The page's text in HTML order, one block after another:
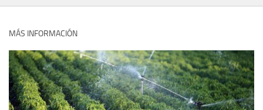
MÁS INFORMACIÓN